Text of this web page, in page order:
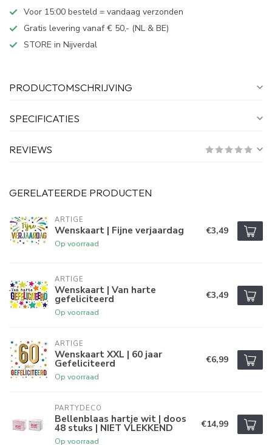
Voor 15:00 besteld = vandaag verzonden
Gratis levering vanaf € 50,- (NL & BE)
STORE in Nijverdal
PRODUCTOMSCHRIJVING
SPECIFICATIES
REVIEWS
GERELATEERDE PRODUCTEN
ARTIGE
Wenskaart | Fijne verjaardag
Op voorraad
€3,49
ARTIGE
Wenskaart | Van harte
gefeliciteerd
Op voorraad
€3,49
ARTIGE
Wenskaart XXL | 60 jaar
Gefeliciteerd
Op voorraad
€6,99
PARTYDECO
Bellenblaas hartje wit | doos
48 stuks | NIET VLEKKEND
Op voorraad
€14,99